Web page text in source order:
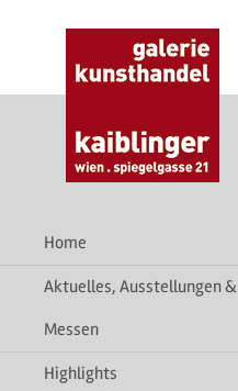
Home
Aktuelles, Ausstellungen &
Messen
Highlights